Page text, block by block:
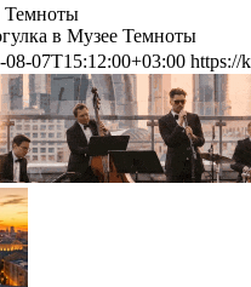
Темноты
в Музее Темноты
08-07T15:12:00+03:00 https://